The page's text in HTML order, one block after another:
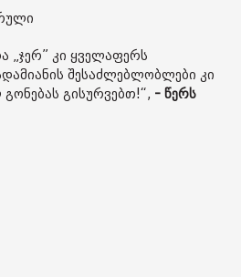
„ჯერ” კი ყველაფერს
შესაძლებლობლები კი
გისურვებთ!“, - წერს